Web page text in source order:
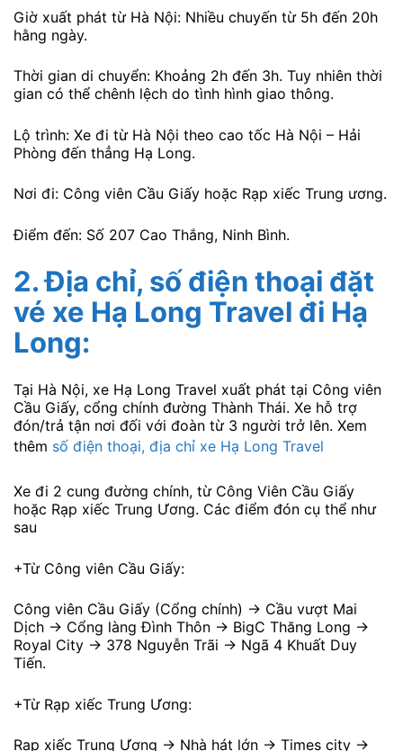
Giờ xuất phát từ Hà Nội: Nhiều chuyến từ 5h đến 20h
hằng ngày.
Thời gian di chuyển: Khoảng 2h đến 3h. Tuy nhiên thời
gian có thể chênh lệch do tình hình giao thông.
Lộ trình: Xe đi từ Hà Nội theo cao tốc Hà Nội – Hải
Phòng đến thẳng Hạ Long.
Nơi đi: Công viên Cầu Giấy hoặc Rạp xiếc Trung ương.
Điểm đến: Số 207 Cao Thắng, Ninh Bình.
2. Địa chỉ, số điện thoại đặt
vé xe Hạ Long Travel đi Hạ
Long:
Tại Hà Nội, xe Hạ Long Travel xuất phát tại Công viên
Cầu Giấy, cổng chính đường Thành Thái. Xe hỗ trợ
đón/trả tận nơi đối với đoàn từ 3 người trở lên. Xem
thêm số điện thoại, địa chỉ xe Hạ Long Travel
Xe đi 2 cung đường chính, từ Công Viên Cầu Giấy
hoặc Rạp xiếc Trung Ương. Các điểm đón cụ thể như
sau
+Từ Công viên Cầu Giấy:
Công viên Cầu Giấy (Cổng chính) -> Cầu vượt Mai
Dịch -> Cổng làng Đình Thôn -> BigC Thăng Long ->
Royal City -> 378 Nguyễn Trãi -> Ngã 4 Khuất Duy
Tiến.
+Từ Rạp xiếc Trung Ương:
Rạp xiếc Trung Ương -> Nhà hát lớn -> Times city ->